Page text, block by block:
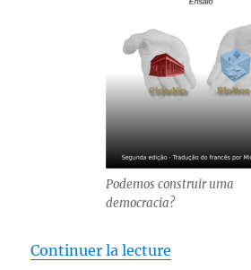
Podemos construir uma
democracia?
Continuer la lecture